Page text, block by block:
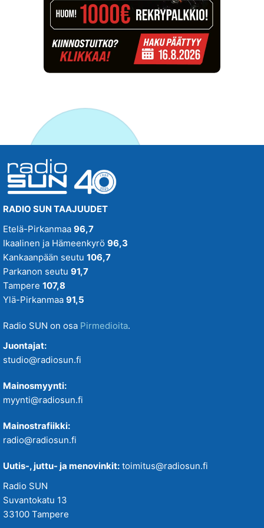
RADIO SUN TAAJUUDET
Etelä-Pirkanmaa 96,7
Ikaalinen ja Hämeenkyrö 96,3
Kankaanpään seutu 106,7
Parkanon seutu 91,7
Tampere 107,8
Ylä-Pirkanmaa 91,5
Radio SUN on osa Pirmedioita.
Juontajat:
studio@radiosun.fi
Mainosmyynti:
myynti@radiosun.fi
Mainostrafiikki:
radio@radiosun.fi
Uutis-, juttu- ja menovinkit: toimitus@radiosun.fi
Radio SUN
Suvantokatu 13
33100 Tampere